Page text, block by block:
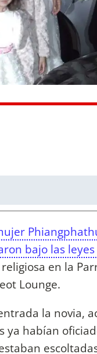
bajo las
en la
Lounge.
la novia,
habían